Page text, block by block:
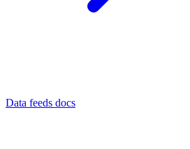
Data feeds docs